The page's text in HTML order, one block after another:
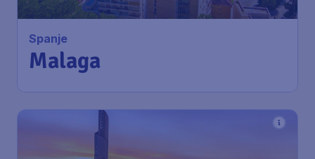
Amsterdam, Amsterdam Airport
Málaga
Heenreis: 24 aug
1u geleden gevonden